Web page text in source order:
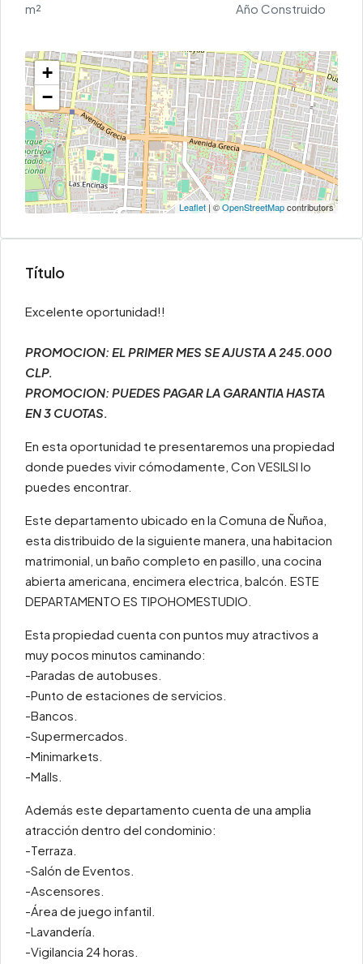
m² Año Construido
+
−
Leaflet | ©OpenStreetMapcontributors
Título
Excelente oportunidad!!
PROMOCION: EL PRIMER MES SE AJUSTA A 245.000
CLP.
PROMOCION: PUEDES PAGAR LA GARANTIA HASTA
EN 3 CUOTAS.
En esta oportunidad te presentaremos una propiedad
donde puedes vivir cómodamente, Con VESILSI lo
puedes encontrar.
Este departamento ubicado en la Comuna de Ñuñoa,
esta distribuido de la siguiente manera, una habitacion
matrimonial, un baño completo en pasillo, una cocina
abierta americana, encimera electrica, balcón. ESTE
DEPARTAMENTO ES TIPOHOMESTUDIO.
Esta propiedad cuenta con puntos muy atractivos a
muy pocos minutos caminando:
-Paradas de autobuses.
-Punto de estaciones de servicios.
-Bancos.
-Supermercados.
-Minimarkets.
-Malls.
Además este departamento cuenta de una amplia
atracción dentro del condominio:
-Terraza.
-Salón de Eventos.
-Ascensores.
-Área de juego infantil.
-Lavandería.
-Vigilancia 24 horas.